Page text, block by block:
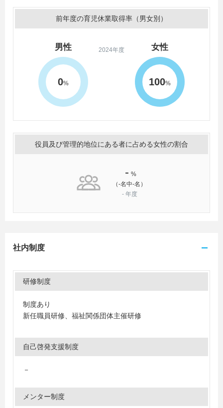
前年度の育児休業取得率（男女別）
2024年度
男性
0%
女性
100%
役員及び管理的地位にある者に占める女性の割合
- %
（-名中-名）
- 年度
社内制度
研修制度
制度あり
新任職員研修、福祉関係団体主催研修
自己啓発支援制度
－
メンター制度